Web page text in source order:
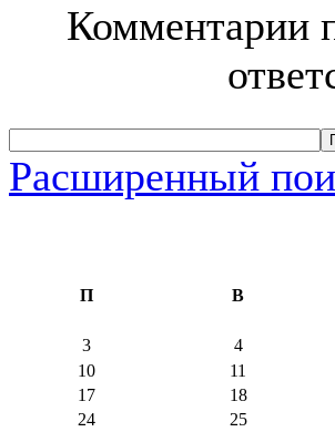
Комментарии
Расширенный
П В
3 4
10
11
17
18
24
25